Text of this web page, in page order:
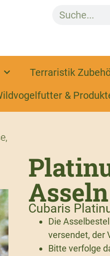
Terraristik
&
,
Cubaris
Die
versendet, der
Bitte verfolge